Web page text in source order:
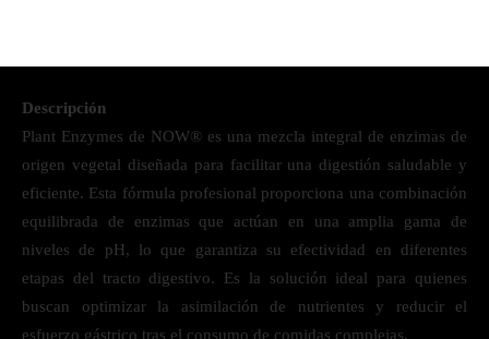
Descripción
Plant Enzymes de NOW® es una mezcla integral de enzimas de
origen vegetal diseñada para facilitar una digestión saludable y
eficiente. Esta fórmula profesional proporciona una combinación
equilibrada de enzimas que actúan en una amplia gama de
niveles de pH, lo que garantiza su efectividad en diferentes
etapas del tracto digestivo. Es la solución ideal para quienes
buscan optimizar la asimilación de nutrientes y reducir el
esfuerzo gástrico tras el consumo de comidas complejas.